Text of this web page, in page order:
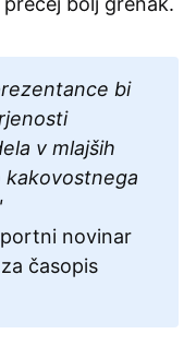
bi
v mlajših
kakovostnega
časopis